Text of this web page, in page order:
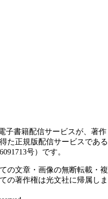
子書籍配信サービスが、著作
た正規版配信サービスである
号）です。
の文章・画像の無断転載・複
の著作権は光文社に帰属しま